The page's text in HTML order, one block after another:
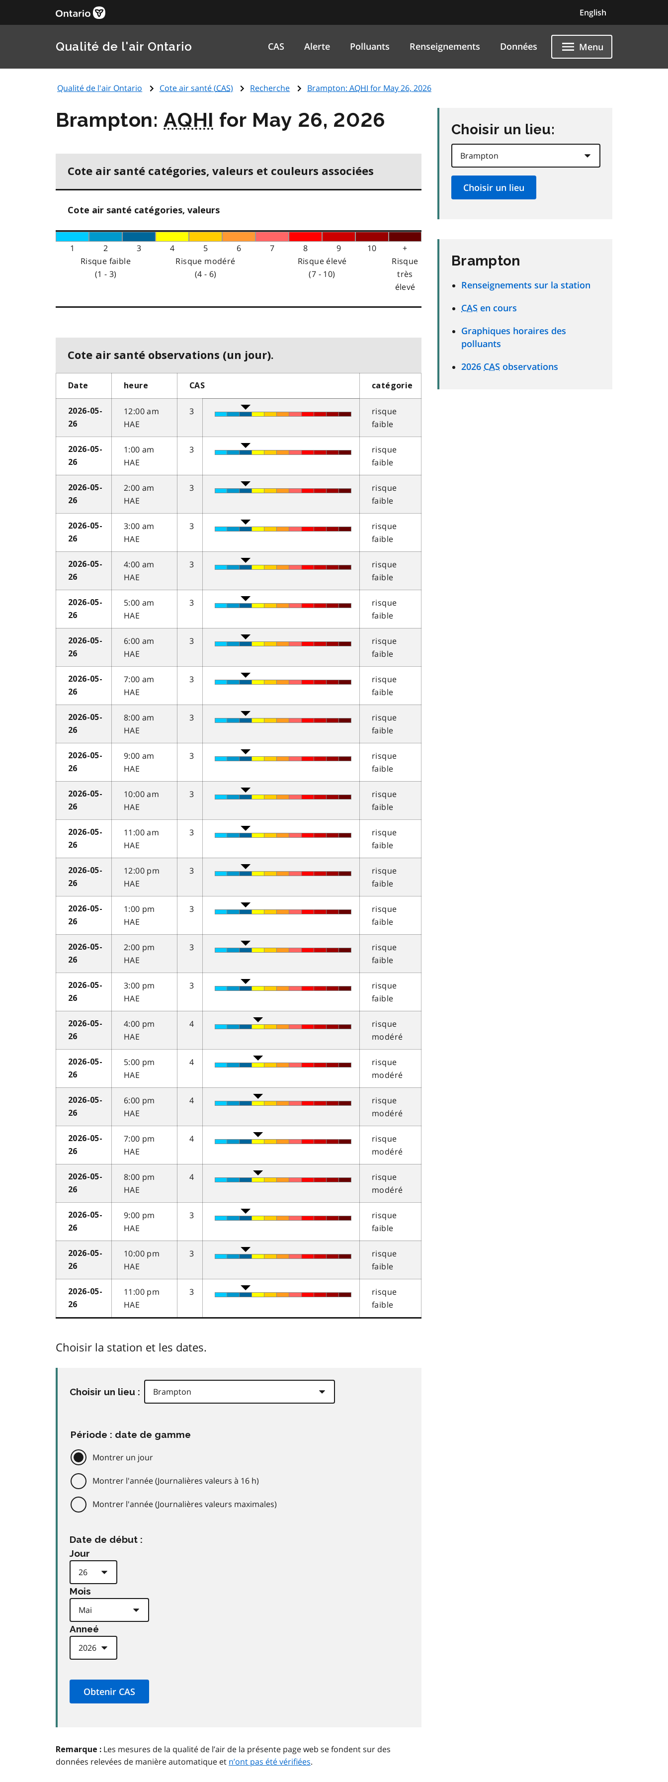
English
Qualité de l'air Ontario CAS Alerte Polluants Renseignements Données Menu
Qualité de l'air Ontario Cote air santé (CAS) Recherche Brampton: AQHI for May 26, 2026
Brampton:AQHI for May 26, 2026
Cote air santé catégories, valeurs et couleurs associées
Cote air santé catégories, valeurs
1 2 3 4 5 6 7 8 9 10
+
Risque faible
(1 - 3)
Risque modéré
(4 - 6)
Risque élevé
(7 - 10)
Risque
très
élevé
Cote air santé observations (un jour).
Date heure CAS catégorie
2026-05-
26
12:00 am
HAE
3
risque
faible
2026-05-
26
1:00 am
HAE
3
risque
faible
2026-05-
26
2:00 am
HAE
3
risque
faible
2026-05-
26
3:00 am
HAE
3
risque
faible
2026-05-
26
4:00 am
HAE
3
risque
faible
2026-05-
26
5:00 am
HAE
3
risque
faible
2026-05-
26
6:00 am
HAE
3
risque
faible
2026-05-
26
7:00 am
HAE
3
risque
faible
2026-05-
26
8:00 am
HAE
3
risque
faible
2026-05-
26
9:00 am
HAE
3
risque
faible
2026-05-
26
10:00 am
HAE
3
risque
faible
2026-05-
26
11:00 am
HAE
3
risque
faible
2026-05-
26
12:00 pm
HAE
3
risque
faible
2026-05-
26
1:00 pm
HAE
3
risque
faible
2026-05-
26
2:00 pm
HAE
3
risque
faible
2026-05-
26
3:00 pm
HAE
3
risque
faible
2026-05-
26
4:00 pm
HAE
4
risque
modéré
2026-05-
26
5:00 pm
HAE
4
risque
modéré
2026-05-
26
6:00 pm
HAE
4
risque
modéré
2026-05-
26
7:00 pm
HAE
4
risque
modéré
2026-05-
26
8:00 pm
HAE
4
risque
modéré
2026-05-
26
9:00 pm
HAE
3
risque
faible
2026-05-
26
10:00 pm
HAE
3
risque
faible
2026-05-
26
11:00 pm
HAE
3
risque
faible
Choisir la station et les dates.
Choisir un lieu :
Période : date de gamme
Montrer un jour
Montrer l'année (Journalières valeurs à 16 h)
Montrer l'année (Journalières valeurs maximales)
Date de début :
Jour
Mois
Anneé
Remarque : Les mesures de la qualité de l’air de la présente page web se fondent sur des
données relevées de manière automatique et n’ont pas été vérifiées.
Choisir un lieu:
Brampton
Renseignements sur la station
CAS en cours
Graphiques horaires des
polluants
2026 CAS observations